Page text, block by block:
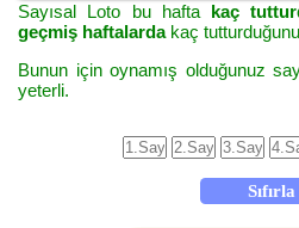
Sayısal Loto bu hafta kaç
geçmiş haftalardakaç
Bunun için oynamış olduğunuz
yeterli.